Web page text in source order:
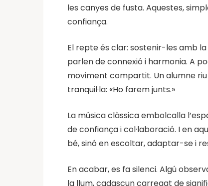
les canyes de fusta. Aquestes,
confiança.
El repte és clar: sostenir-les amb
parlen de connexió i harmonia. A
moviment compartit. Un alumne
tranquil·la: «Ho farem junts.»
La música clàssica embolcalla
de confiança i col·laboració. I en
bé, sinó en escoltar, adaptar-se i
En acabar, es fa silenci. Algú
la llum, cadascun carregat de